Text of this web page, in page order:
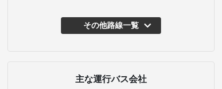
その他路線一覧
主な運行バス会社